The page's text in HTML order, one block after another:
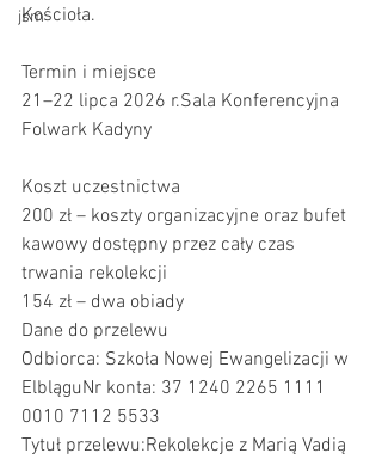
jsm
Kościoła.
Termin i miejsce
21–22 lipca 2026 r.Sala Konferencyjna
Folwark Kadyny
Koszt uczestnictwa
200 zł – koszty organizacyjne oraz bufet
kawowy dostępny przez cały czas
trwania rekolekcji
154 zł – dwa obiady
Dane do przelewu
Odbiorca: Szkoła Nowej Ewangelizacji w
ElbląguNr konta: 37 1240 2265 1111
0010 7112 5533
Tytuł przelewu:Rekolekcje z Marią Vadią